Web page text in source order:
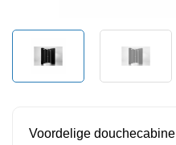
Voordelige douchecabine